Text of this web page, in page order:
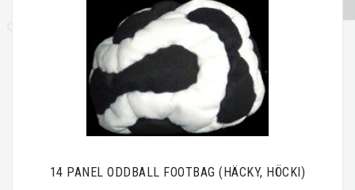
14 PANEL ODDBALL FOOTBAG (HÄCKY, HÖCKI)